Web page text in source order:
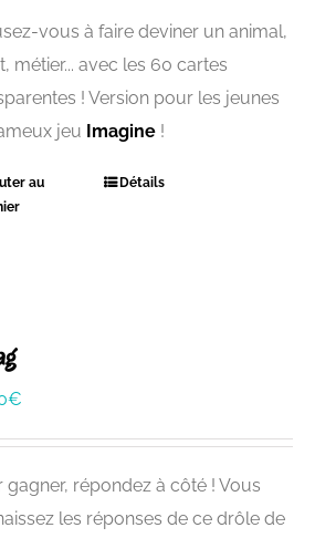
vous à faire deviner un animal,
métier... avec les 60 cartes
! Version pour les jeunes
jeu Imagine !
au
Détails
€
gagner, répondez à côté ! Vous
les réponses de ce drôle de